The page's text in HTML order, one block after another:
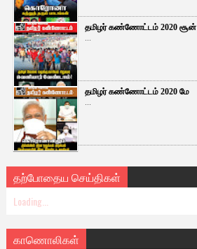
தமிழர் கண்ணோட்டம் 2020 சூன்
...
தமிழர் கண்ணோட்டம் 2020 மே
...
தற்போதைய செய்திகள்
Loading...
காணொலிகள்